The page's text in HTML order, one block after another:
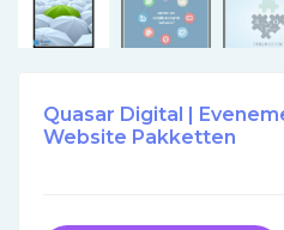
Quasar Digital |
Website Pakketten